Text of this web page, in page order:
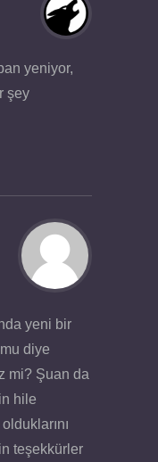
yeniyor,
şey
yeni bir
diye
mi? Şuan da
hile
teşekkürler